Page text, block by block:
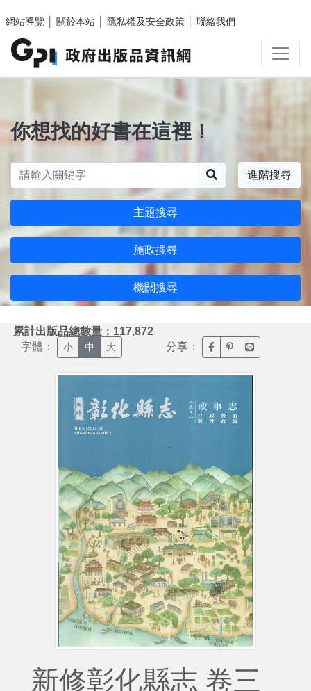
網站導覽
關於本站 隱私權及安全政策 聯絡我們
你想找的好書在這裡！
進階搜尋
主題搜尋
施政搜尋
機關搜尋
累計出版品總數量：117,872
字體： 小 中 大 分享： 臉書分享(另開新視窗)
噗浪分享(另開新
Line分享(另
新修彰化縣志 卷三